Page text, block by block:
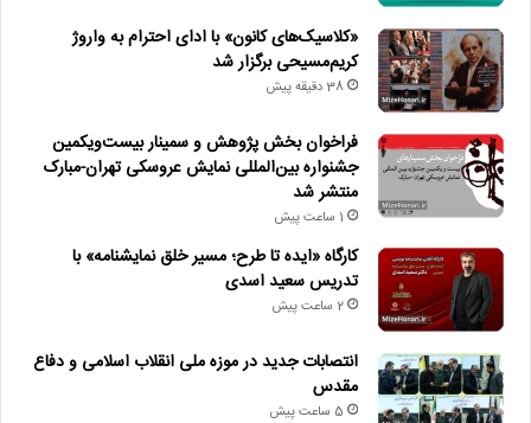
«کلاسیک‌های کانون» با ادای احترام به واروژ
کریم‌مسیحی برگزار شد
38 دقیقه پیش
فراخوان بخش پژوهش و سمینار بیست‌ویکمین
جشنواره بین‌المللی نمایش عروسکی تهران-مبارک
منتشر شد
1 ساعت پیش
کارگاه «ایده تا طرح؛ مسیر خلق نمایشنامه» با
تدریس سعید اسدی
2 ساعت پیش
انتصابات جدید در موزه ملی انقلاب اسلامی و دفاع
مقدس
5 ساعت پیش